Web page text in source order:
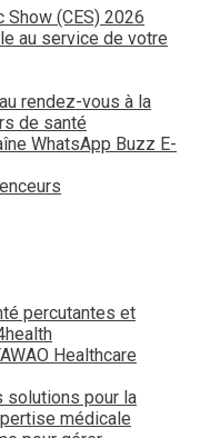
Show (CES) 2026
au service de votre
rendez-vous à la
de santé
WhatsApp Buzz E-
percutantes et
Healthcare
solutions pour la
médicale